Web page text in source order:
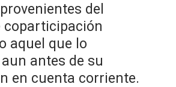
del
coparticipación
aquel que lo
antes de su
en cuenta corriente.